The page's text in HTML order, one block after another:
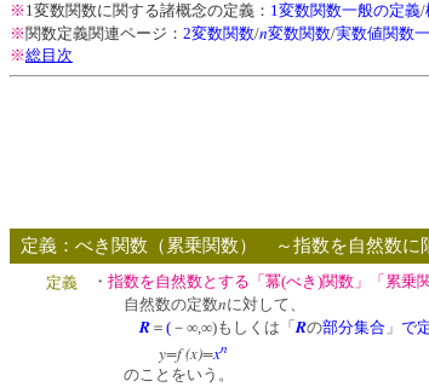
※ 1変数関数に関する諸概念の定義： 1変数関数一般の定義/
※ 関数定義関連ページ： 2変数関数/n変数関数/実数値関数
※総目次
定義：べき関数（累乗関数） ～指数を自然数に
定義 ・ 指数を自然数とする「冪(べき )関数」「累乗
自然数の定数nに対して、
R ＝ ( －∞,∞)もしくは「Rの部分集合 」 で
y=f (x)=xn
のことをいう。